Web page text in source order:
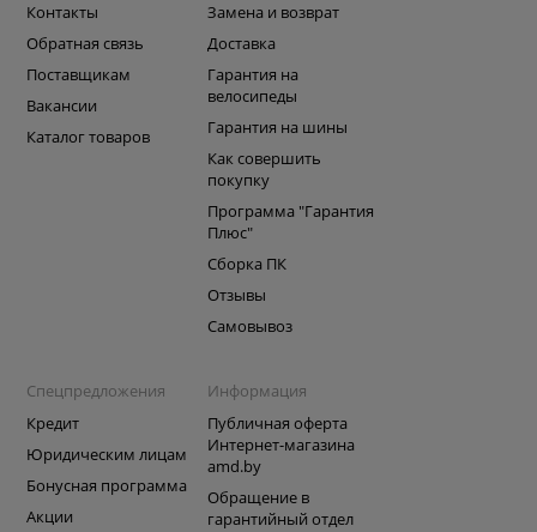
Контакты
Обратная связь
Поставщикам
Вакансии
Каталог товаров
Замена и возврат
Доставка
Гарантия на
велосипеды
Гарантия на шины
Как совершить
покупку
Программа "Гарантия
Плюс"
Сборка ПК
Отзывы
Самовывоз
Спецпредложения
Кредит
Юридическим лицам
Бонусная программа
Акции
Информация
Публичная оферта
Интернет-магазина
amd.by
Обращение в
гарантийный отдел